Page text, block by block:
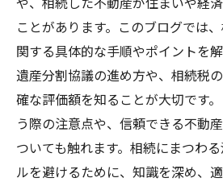
ことがあります。このブログでは
関する具体的な手順やポイントを解
遺産分割協議の進め方や、相続税
確な評価額を知ることが大切です
う際の注意点や、信頼できる不動
ついても触れます。相続にまつわ
ルを避けるために、知識を深め、